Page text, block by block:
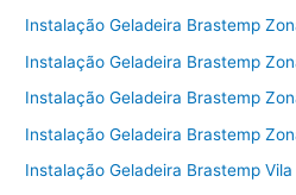
Instalação Geladeira Brastemp
Instalação Geladeira Brastemp
Instalação Geladeira Brastemp
Instalação Geladeira Brastemp
Instalação Geladeira Brastemp